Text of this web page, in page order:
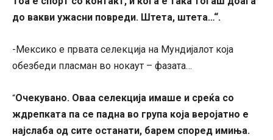
до вакви ужасни повреди. Штета, штета…“.
-Мексико е првата селекција на Мундијалот која
обезбеди пласман во нокаут – фазата…
“Очекувано. Оваа селекција имаше и среќа со
ждрепката па се падна во група која веројатно е
најслаба од сите останати, барем според имиња.